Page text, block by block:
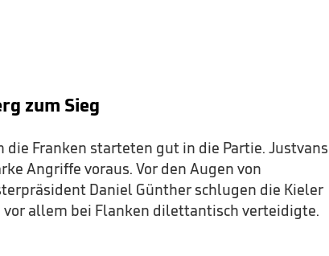
zum Sieg
die Franken starteten gut in die Partie. Justvans
Angriffe voraus. Vor den Augen von
Daniel Günther schlugen die Kieler
vor allem bei Flanken dilettantisch verteidigte.